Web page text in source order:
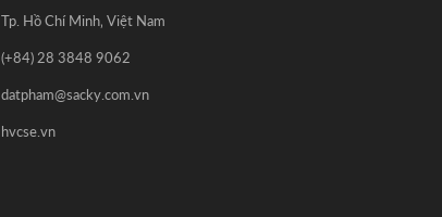
Tp. Hồ Chí Minh‚ Việt Nam
(+84) 28 3848 9062
datpham@sacky.com.vn
hvcse.vn